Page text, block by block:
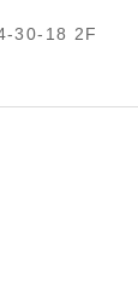
30-18 2F